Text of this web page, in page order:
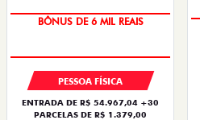
PESSOA FÍSICA
ENTRADA DE R$ 54.967,04 +30
PARCELAS DE R$ 1.379,00